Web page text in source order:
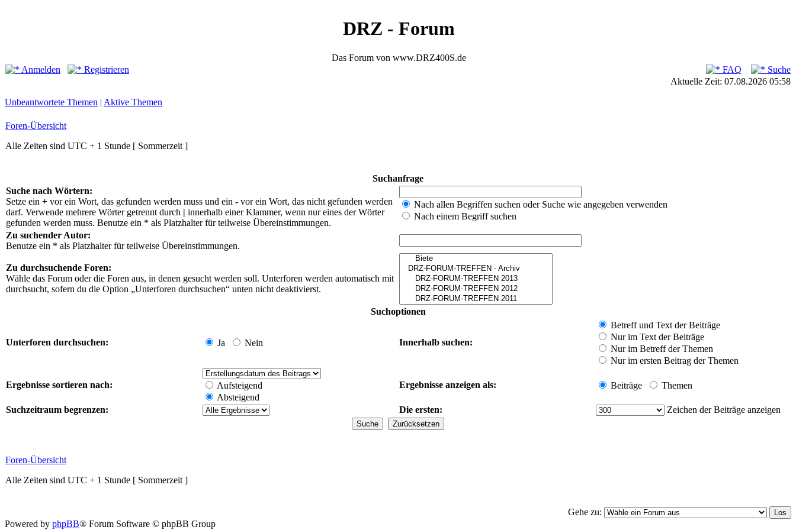
DRZ - Forum
Das Forum von www.DRZ400S.de
Anmelden
Registrieren FAQ
Suche
Aktuelle Zeit: 07.08.2026 05:58
Unbeantwortete Themen | Aktive Themen
Foren-Übersicht
Alle Zeiten sind UTC + 1 Stunde [ Sommerzeit ]
Suchanfrage
Suche nach Wörtern:
Setze ein + vor ein Wort, das gefunden werden muss und ein - vor ein Wort, das nicht gefunden werden
darf. Verwende mehrere Wörter getrennt durch | innerhalb einer Klammer, wenn nur eines der Wörter
gefunden werden muss. Benutze ein * als Platzhalter für teilweise Übereinstimmungen.
Nach allen Begriffen suchen oder Suche wie angegeben verwenden
Nach einem Begriff suchen
Zu suchender Autor:
Benutze ein * als Platzhalter für teilweise Übereinstimmungen.
Zu durchsuchende Foren:
Wähle das Forum oder die Foren aus, in denen gesucht werden soll. Unterforen werden automatisch mit
durchsucht, sofern du die Option „Unterforen durchsuchen“ unten nicht deaktivierst.
Suchoptionen
Unterforen durchsuchen: Ja Nein Innerhalb suchen:
Betreff und Text der Beiträge
Nur im Text der Beiträge
Nur im Betreff der Themen
Nur im ersten Beitrag der Themen
Ergebnisse sortieren nach:
Aufsteigend
Absteigend
Ergebnisse anzeigen als: Beiträge Themen
Suchzeitraum begrenzen: Die ersten: Zeichen der Beiträge anzeigen
Foren-Übersicht
Alle Zeiten sind UTC + 1 Stunde [ Sommerzeit ]
Gehe zu:
Powered by phpBB® Forum Software © phpBB Group